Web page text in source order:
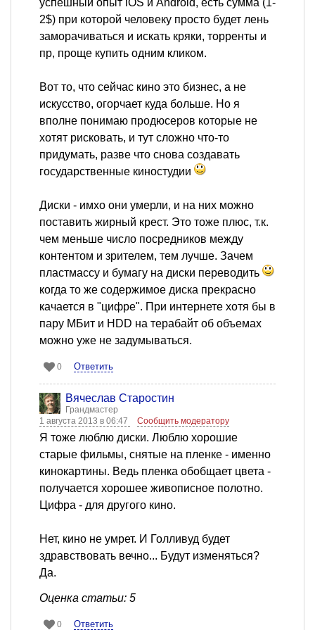
успешный опыт iOS и Android, есть сумма (1-
2$) при которой человеку просто будет лень
заморачиваться и искать кряки, торренты и
пр, проще купить одним кликом.
Вот то, что сейчас кино это бизнес, а не
искусство, огорчает куда больше. Но я
вполне понимаю продюсеров которые не
хотят рисковать, и тут сложно что-то
придумать, разве что снова создавать
государственные киностудии
Диски - имхо они умерли, и на них можно
поставить жирный крест. Это тоже плюс, т.к.
чем меньше число посредников между
контентом и зрителем, тем лучше. Зачем
пластмассу и бумагу на диски переводить
когда то же содержимое диска прекрасно
качается в "цифре". При интернете хотя бы в
пару МБит и HDD на терабайт об объемах
можно уже не задумываться.
0 Ответить
Вячеслав Старостин
Грандмастер
1 августа 2013 в 06:47
Сообщить модератору
Я тоже люблю диски. Люблю хорошие
старые фильмы, снятые на пленке - именно
кинокартины. Ведь пленка обобщает цвета -
получается хорошее живописное полотно.
Цифра - для другого кино.
Нет, кино не умрет. И Голливуд будет
здравствовать вечно... Будут изменяться?
Да.
Оценка статьи: 5
0 Ответить